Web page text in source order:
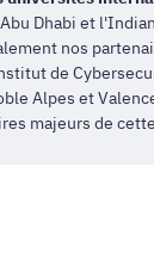
Abu Dhabi et
nos
de
Alpes et
majeurs de